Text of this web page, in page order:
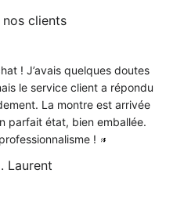
clients
! J’avais quelques doutes
le service client a répondu
La montre est arrivée
parfait état, bien emballée.
!
Laurent